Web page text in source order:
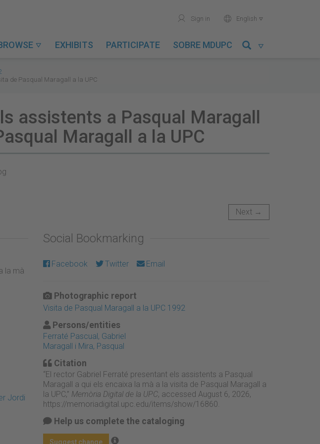
user Sign in world English 
 EXHIBITS PARTICIPATE SOBRE MDUPC 
de Pasqual Maragall a la UPC
assistents a Pasqual Maragall
Maragall a la UPC
Next →
la mà
Jordi
Social Bookmarking
Facebook Twitter Email
Photographic report
Visita de Pasqual Maragall a la UPC 1992
Persons/entities
Ferraté Pascual, Gabriel
Maragall i Mira, Pasqual
Citation
“El rector Gabriel Ferraté presentant els assistents a Pasqual
Maragall a qui els encaixa la mà a la visita de Pasqual Maragall a
la UPC,” Memòria Digital de la UPC, accessed August 6, 2026,
https://memoriadigital.upc.edu/items/show/16860
Help us complete the cataloging
Suggest change